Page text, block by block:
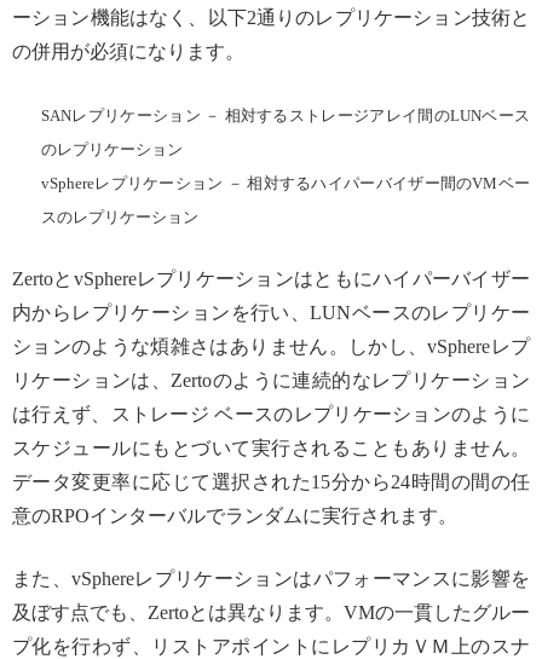
ーション機能はなく、以下2通りのレプリケーション技術と
の併用が必須になります。
SANレプリケーション － 相対するストレージアレイ間のLUNベース
のレプリケーション
vSphereレプリケーション － 相対するハイパーバイザー間のVMベー
スのレプリケーション
ZertoとvSphereレプリケーションはともにハイパーバイザー
内からレプリケーションを行い、LUNベースのレプリケー
ションのような煩雑さはありません。しかし、vSphereレプ
リケーションは、Zertoのように連続的なレプリケーション
は行えず、ストレージ ベースのレプリケーションのように
スケジュールにもとづいて実行されることもありません。
データ変更率に応じて選択された15分から24時間の間の任
意のRPOインターバルでランダムに実行されます。
また、vSphereレプリケーションはパフォーマンスに影響を
及ぼす点でも、Zertoとは異なります。VMの一貫したグルー
プ化を行わず、リストアポイントにレプリカＶＭ上のスナ